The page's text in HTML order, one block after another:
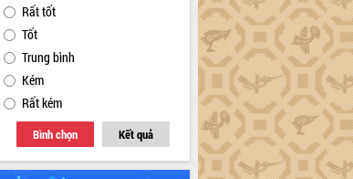
Rất tốt
Tốt
Trung bình
Kém
Rất kém
Bình chọn Kết quả